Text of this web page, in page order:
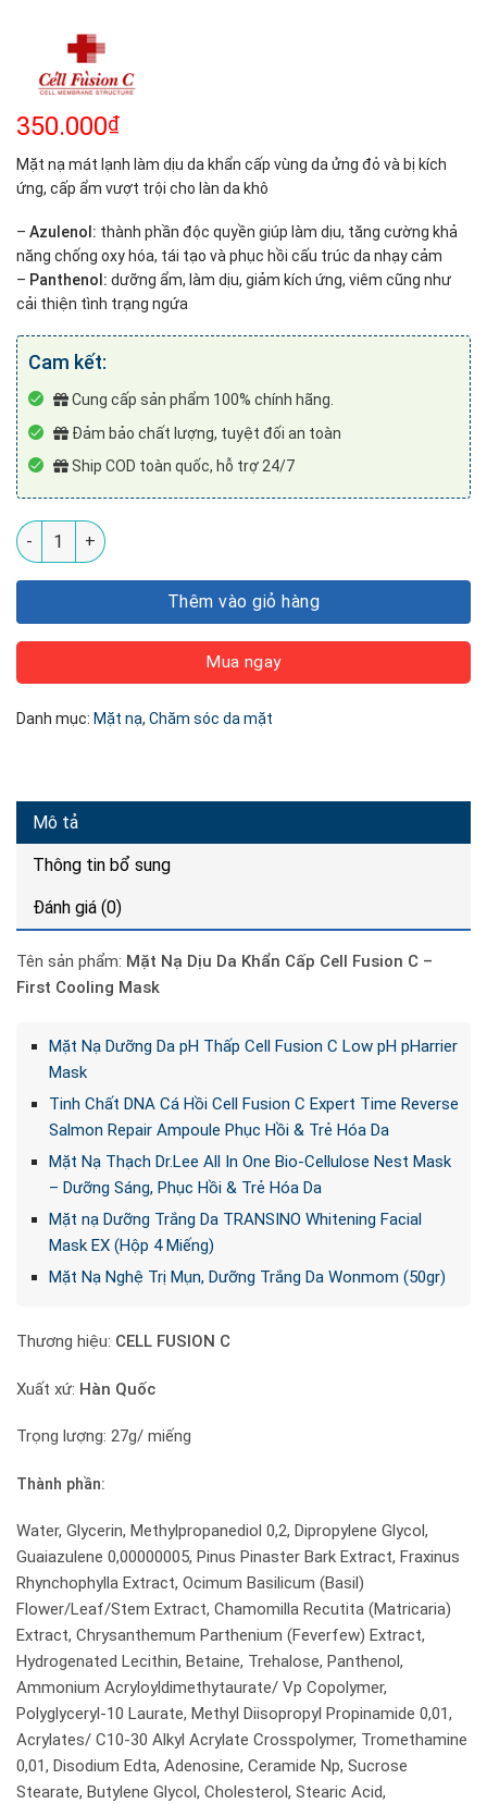
350.000₫
Mặt nạ mát lạnh làm dịu da khẩn cấp vùng da ửng đỏ và bị kích
ứng, cấp ẩm vượt trội cho làn da khô
– Azulenol: thành phần độc quyền giúp làm dịu, tăng cường khả
năng chống oxy hóa, tái tạo và phục hồi cấu trúc da nhạy cảm
– Panthenol: dưỡng ẩm, làm dịu, giảm kích ứng, viêm cũng như
cải thiện tình trạng ngứa
Cam kết:
Cung cấp sản phẩm 100% chính hãng.
Đảm bảo chất lượng, tuyệt đối an toàn
Ship COD toàn quốc, hỗ trợ 24/7
Mặt Nạ Dịu Da Khẩn Cấp Cell Fusion C – First Cooling Mask
Thêm vào giỏ hàng
Mua ngay
Danh mục: Mặt nạ, Chăm sóc da mặt
Mô tả
Thông tin bổ sung
Đánh giá (0)
Tên sản phẩm: Mặt Nạ Dịu Da Khẩn Cấp Cell Fusion C –
First Cooling Mask
Mặt Nạ Dưỡng Da pH Thấp Cell Fusion C Low pH pHarrier
Mask
Tinh Chất DNA Cá Hồi Cell Fusion C Expert Time Reverse
Salmon Repair Ampoule Phục Hồi & Trẻ Hóa Da
Mặt Nạ Thạch Dr.Lee All In One Bio-Cellulose Nest Mask
– Dưỡng Sáng, Phục Hồi & Trẻ Hóa Da
Mặt nạ Dưỡng Trắng Da TRANSINO Whitening Facial
Mask EX (Hộp 4 Miếng)
Mặt Nạ Nghệ Trị Mụn, Dưỡng Trắng Da Wonmom (50gr)
Thương hiệu: CELL FUSION C
Xuất xứ: Hàn Quốc
Trọng lượng: 27g/ miếng
Thành phần:
Water, Glycerin, Methylpropanediol 0,2, Dipropylene Glycol,
Guaiazulene 0,00000005, Pinus Pinaster Bark Extract, Fraxinus
Rhynchophylla Extract, Ocimum Basilicum (Basil)
Flower/Leaf/Stem Extract, Chamomilla Recutita (Matricaria)
Extract, Chrysanthemum Parthenium (Feverfew) Extract,
Hydrogenated Lecithin, Betaine, Trehalose, Panthenol,
Ammonium Acryloyldimethytaurate/ Vp Copolymer,
Polyglyceryl-10 Laurate, Methyl Diisopropyl Propinamide 0,01,
Acrylates/ C10-30 Alkyl Acrylate Crosspolymer, Tromethamine
0,01, Disodium Edta, Adenosine, Ceramide Np, Sucrose
Stearate, Butylene Glycol, Cholesterol, Stearic Acid,